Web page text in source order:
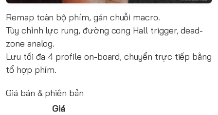
Remap toàn bộ phím, gán chuỗi macro.
Tùy chỉnh lực rung, đường cong Hall trigger, dead-
zone analog.
Lưu tối đa 4 profile on-board, chuyển trực tiếp bằng
tổ hợp phím.
Giá bán & phiên bản
Giá